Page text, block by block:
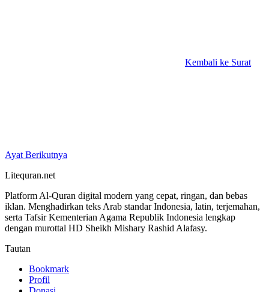
Kembali ke Surat
Ayat Berikutnya
Litequran.net
Platform Al-Quran digital modern yang cepat, ringan, dan bebas
iklan. Menghadirkan teks Arab standar Indonesia, latin, terjemahan,
serta Tafsir Kementerian Agama Republik Indonesia lengkap
dengan murottal HD Sheikh Mishary Rashid Alafasy.
Tautan
Bookmark
Profil